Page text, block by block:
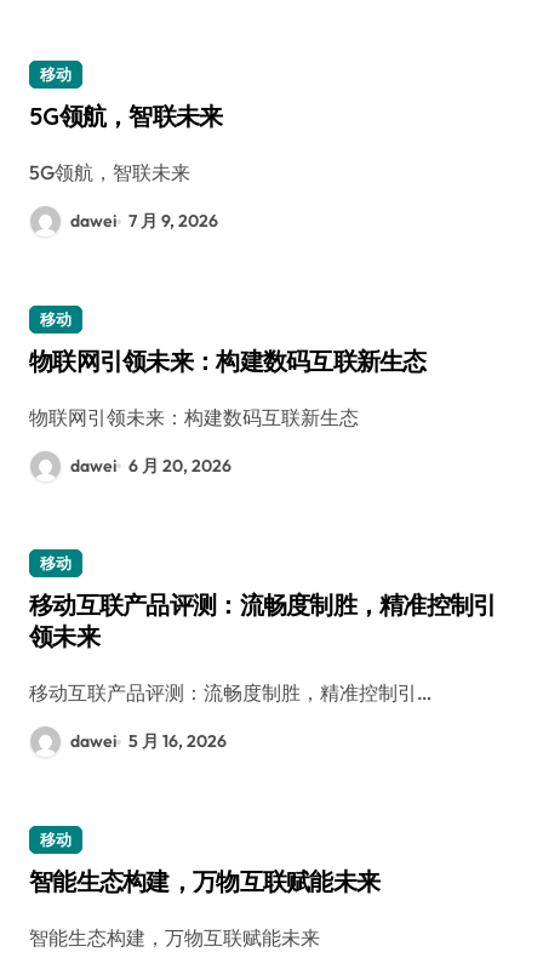
移动
5G领航，智联未来
5G领航，智联未来
dawei 7 月 9, 2026
移动
物联网引领未来：构建数码互联新生态
物联网引领未来：构建数码互联新生态
dawei 6 月 20, 2026
移动
移动互联产品评测：流畅度制胜，精准控制引
领未来
移动互联产品评测：流畅度制胜，精准控制引…
dawei 5 月 16, 2026
移动
智能生态构建，万物互联赋能未来
智能生态构建，万物互联赋能未来